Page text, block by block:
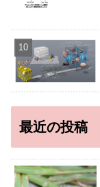
最近の投稿